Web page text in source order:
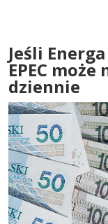
Jeśli
EPEC
dziennie